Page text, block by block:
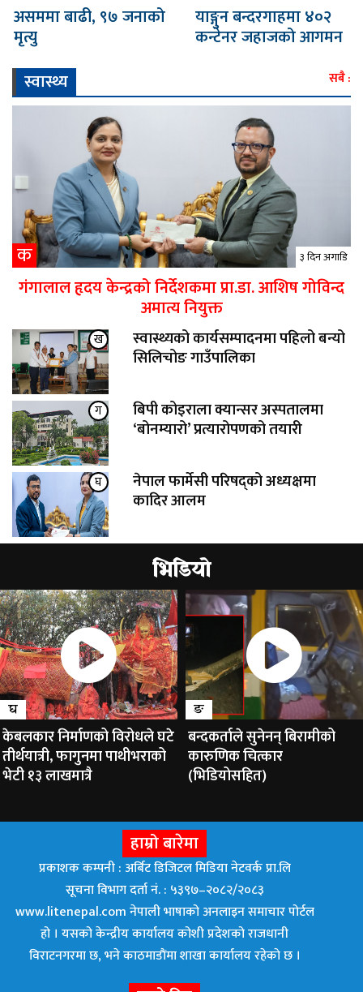
असममा बाढी, ९७ जनाको
मृत्यु
याङ्गुन बन्दरगाहमा ४०२
कन्टेनर जहाजको आगमन
स्वास्थ्य
सबै :
क ३ दिन अगाडि
गंगालाल हृदय केन्द्रको निर्देशकमा प्रा.डा. आशिष गोविन्द
अमात्य नियुक्त
ख स्वास्थ्यको कार्यसम्पादनमा पहिलो बन्यो
सिलिचोङ गाउँपालिका
ग बिपी कोइराला क्यान्सर अस्पतालमा
‘बोनम्यारो’ प्रत्यारोपणको तयारी
घ नेपाल फार्मेसी परिषद्को अध्यक्षमा
कादिर आलम
भिडियो
घ
केबलकार निर्माणको विरोधले घटे
तीर्थयात्री, फागुनमा पाथीभराको
भेटी १३ लाखमात्रै
ङ
बन्दकर्ताले सुनेनन् बिरामीको
कारुणिक चित्कार
(भिडियोसहित)
हाम्रो बारेमा
प्रकाशक कम्पनी : अर्बिट डिजिटल मिडिया नेटवर्क प्रा.लि
सूचना विभाग दर्ता नं. : ५३९७–२०८२/२०८३
www.litenepal.com नेपाली भाषाको अनलाइन समाचार पोर्टल
हो । यसको केन्द्रीय कार्यालय कोशी प्रदेशको राजधानी
विराटनगरमा छ, भने काठमाडाैंमा शाखा कार्यालय रहेकाे छ ।